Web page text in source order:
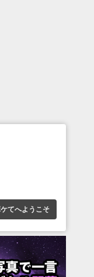
てへようこそ